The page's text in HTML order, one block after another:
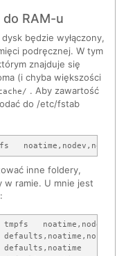
RAM-u
będzie wyłączony,
podręcznej. W tym
znajduje się
(i chyba większości
. Aby zawartość
do /etc/fstab
inne foldery,
w ramie. U mnie jest
0